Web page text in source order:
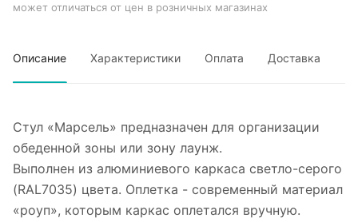
может отличаться от цен в розничных магазинах
Описание Характеристики Оплата Доставка
Стул «Марсель» предназначен для организации
обеденной зоны или зону лаунж.
Выполнен из алюминиевого каркаса светло-серого
(RAL7035) цвета. Оплетка - современный материал
«роуп», которым каркас оплетался вручную.